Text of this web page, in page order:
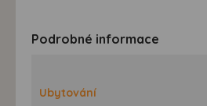
Podrobné informace
Ubytování